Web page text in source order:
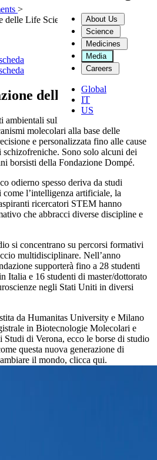
About Us
Science
Medicines
Media
Careers
Global
IT
US
>
delle Life Science
delle Life Science
sullo sviluppo neurologico,
molecolari alla base delle
e personalizzata fino alle cause
Sono solo alcuni dei
borsisti della Fondazione Dompé.
odierno spesso deriva da studi
l’intelligenza artificiale, la
ricercatori STEM hanno
che abbracci diverse discipline e
si concentrano su percorsi formativi
multidisciplinare. Nell’anno
supporterà fino a 28 studenti
Italia e 16 studenti di master/dottorato
negli Stati Uniti in diversi
da Humanitas University e Milano
in Biotecnologie Molecolari e
di Verona, ecco le borse di studio
questa nuova generazione di
il mondo, clicca qui.